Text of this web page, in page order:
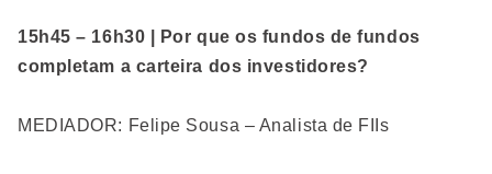
15h45 – 16h30 | Por que os fundos de fundos
completam a carteira dos investidores?
MEDIADOR: Felipe Sousa – Analista de FIIs